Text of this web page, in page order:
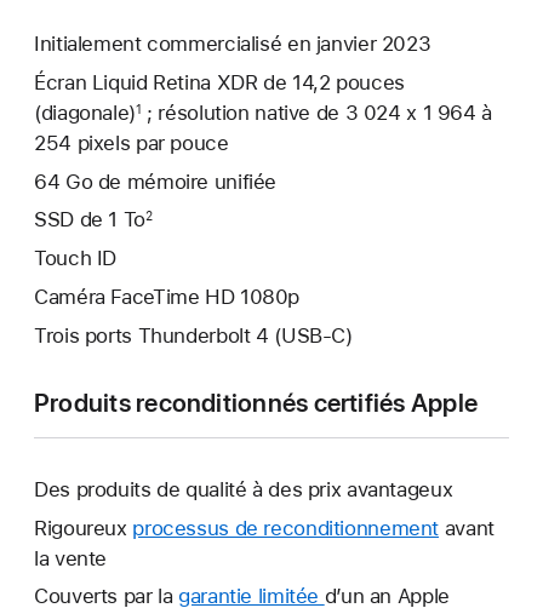
Initialement commercialisé en janvier 2023
Écran Liquid Retina XDR de 14,2 pouces
(diagonale)1 ; résolution native de 3 024 x 1 964 à
254 pixels par pouce
64 Go de mémoire unifiée
SSD de 1 To2
Touch ID
Caméra FaceTime HD 1080p
Trois ports Thunderbolt 4 (USB-C)
Produits reconditionnés certifiés Apple
Des produits de qualité à des prix avantageux
Rigoureux processus de reconditionnement avant
la vente
Couverts par la garantie limitée Une
d’un an Apple